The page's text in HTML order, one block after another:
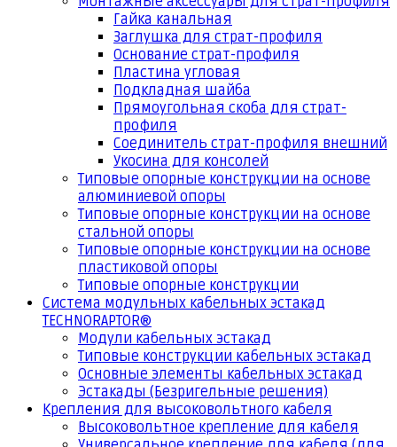
Гайка канальная
Заглушка для страт-профиля
Основание страт-профиля
Пластина угловая
Подкладная шайба
Прямоугольная скоба для страт-
профиля
Соединитель страт-профиля внешний
Укосина для консолей
Типовые опорные конструкции на основе
алюминиевой опоры
Типовые опорные конструкции на основе
стальной опоры
Типовые опорные конструкции на основе
пластиковой опоры
Типовые опорные конструкции
Система модульных кабельных эстакад
TECHNORAPTOR®
Модули кабельных эстакад
Типовые конструкции кабельных эстакад
Основные элементы кабельных эстакад
Эстакады (Безригельные решения)
Крепления для высоковольтного кабеля
Высоковольтное крепление для кабеля